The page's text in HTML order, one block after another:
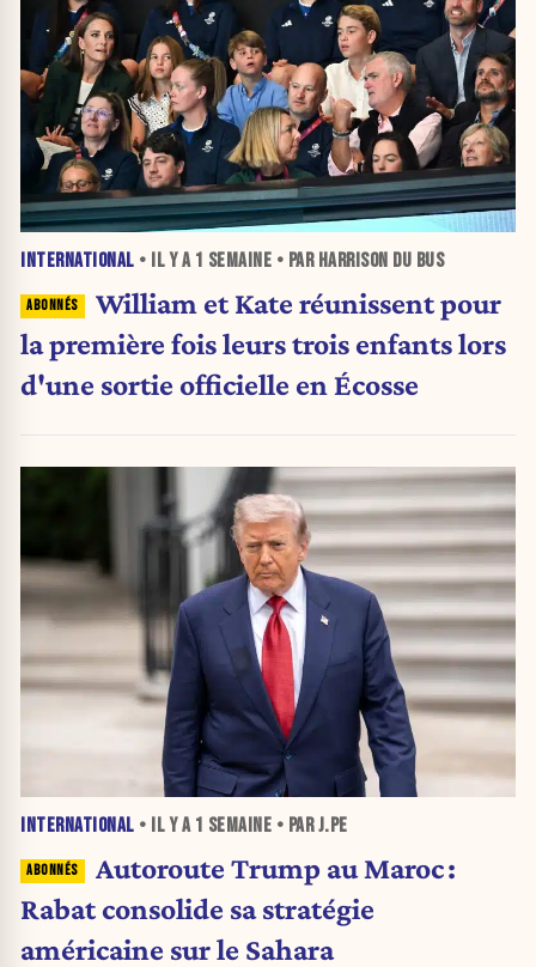
INTERNATIONAL • IL Y A 1 SEMAINE • PAR HARRISON DU BUS
William et Kate réunissent pour
la première fois leurs trois enfants lors
d'une sortie officielle en Écosse
INTERNATIONAL • IL Y A 1 SEMAINE • PAR J.PE
Autoroute Trump au Maroc :
Rabat consolide sa stratégie
américaine sur le Sahara